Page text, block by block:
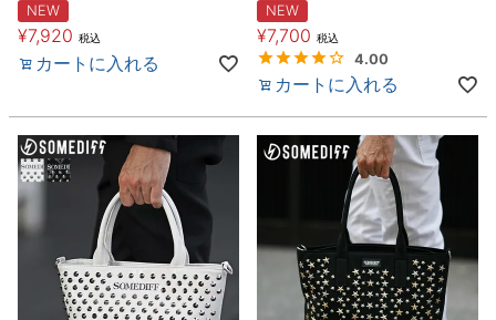
NEW
¥7,920 税込
カートに入れる
NEW
¥7,700 税込
4.00
カートに入れる